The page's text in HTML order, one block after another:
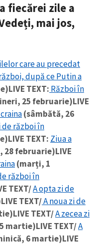
fiecărei zile a
mai jos,
care au precedat
după ce Putin a
LIVE TEXT: Război în
25 februarie)LIVE
(sâmbătă, 26
de război în
LIVE TEXT: Ziua a
28 februarie)LIVE
(marți, 1
război în
TEXT/A opta zi de
LIVE TEXT/A noua zi de
LIVE TEXT/A zecea zi
martie)LIVE TEXT/A
6 martie)LIVE